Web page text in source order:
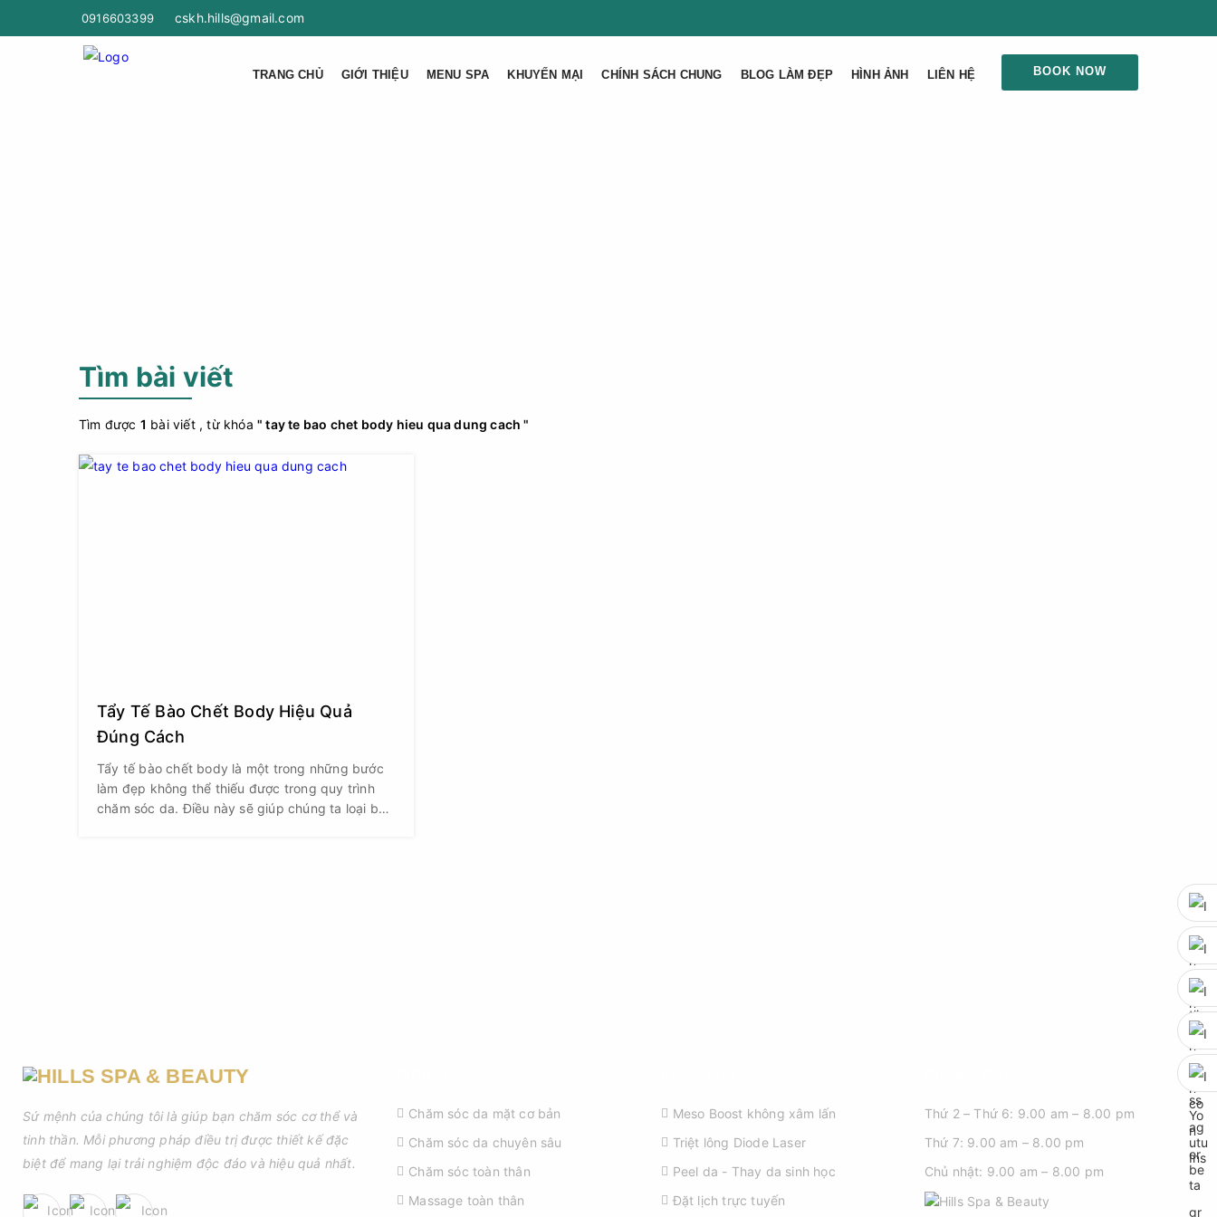
0916603399 cskh.hills@gmail.com
TRANG CHỦ GIỚI THIỆU MENU SPA KHUYẾN MẠI CHÍNH SÁCH CHUNG BLOG LÀM ĐẸP HÌNH ẢNH LIÊN HỆ BOOK NOW
Tìm bài viết
Tìm được 1 bài viết , từ khóa" tay te bao chet body hieu qua dung cach "
Tẩy Tế Bào Chết Body Hiệu Quả
Đúng Cách
Tẩy tế bào chết body là một trong những bước
làm đẹp không thể thiếu được trong quy trình
chăm sóc da. Điều này sẽ giúp chúng ta loại bỏ
Sứ mệnh của chúng tôi là giúp bạn chăm sóc cơ thể và
tinh thần. Mỗi phương pháp điều trị được thiết kế đặc
biệt để mang lại trải nghiệm độc đáo và hiệu quả nhất.
Chăm sóc da mặt cơ bản
Chăm sóc da chuyên sâu
Chăm sóc toàn thân
Massage toàn thân
Meso Boost không xâm lấn
Triệt lông Diode Laser
Peel da - Thay da sinh học
Đặt lịch trực tuyến
Thứ 2 – Thứ 6: 9.00 am – 8.00 pm
Thứ 7: 9.00 am – 8.00 pm
Chủ nhật: 9.00 am – 8.00 pm